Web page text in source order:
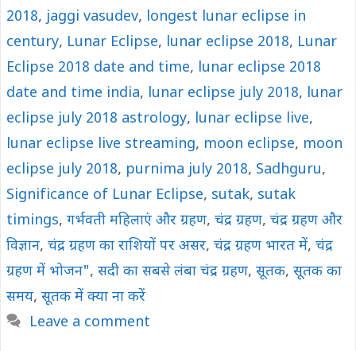
2018, jaggi vasudev, longest lunar eclipse in
century, Lunar Eclipse, lunar eclipse 2018, Lunar
Eclipse 2018 date and time, lunar eclipse 2018
date and time india, lunar eclipse july 2018, lunar
eclipse july 2018 astrology, lunar eclipse live,
lunar eclipse live streaming, moon eclipse, moon
eclipse july 2018, purnima july 2018, Sadhguru,
Significance of Lunar Eclipse, sutak, sutak
timings, गर्भवती महिलाएं और ग्रहण, चंद्र ग्रहण, चंद्र ग्रहण और
विज्ञान, चंद्र ग्रहण का राशियों पर असर, चंद्र ग्रहण भारत में, चंद्र
ग्रहण में भोजन", सदी का सबसे लंबा चंद्र ग्रहण, सूतक, सूतक का
समय, सूतक में क्‍या ना करें
Leave a comment